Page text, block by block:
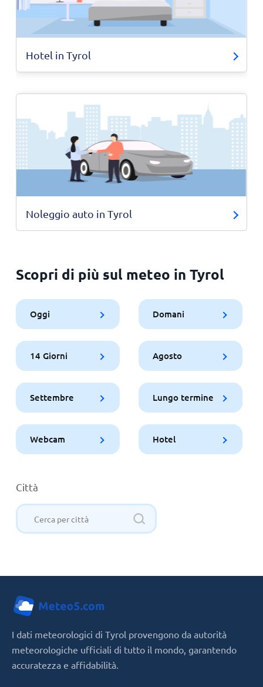
Hotel in Tyrol
Noleggio auto in Tyrol
Scopri di più sul meteo in Tyrol
Oggi Domani
14 Giorni Agosto
Settembre Lungo termine
Webcam Hotel
Città
I dati meteorologici di Tyrol provengono da autorità
meteorologiche ufficiali di tutto il mondo, garantendo
accuratezza e affidabilità.